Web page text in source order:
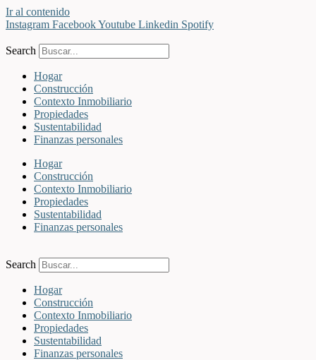
Ir al contenido
Instagram FacebookYoutube Linkedin Spotify
Search
Hogar
Construcción
Contexto Inmobiliario
Propiedades
Sustentabilidad
Finanzas personales
Hogar
Construcción
Contexto Inmobiliario
Propiedades
Sustentabilidad
Finanzas personales
Search
Hogar
Construcción
Contexto Inmobiliario
Propiedades
Sustentabilidad
Finanzas personales